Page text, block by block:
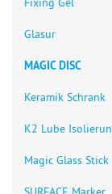
Glasur
MAGIC DISC
Keramik Schrank
K2 Lube
Magic Glass Stick